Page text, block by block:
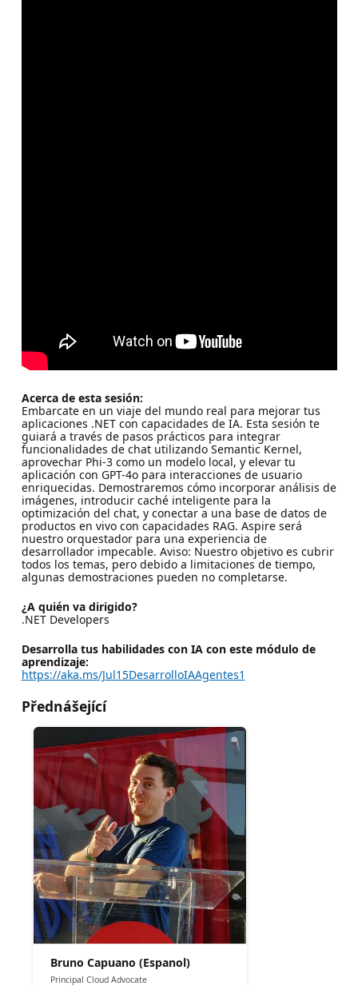
Acerca de esta sesión:
Embarcate en un viaje del mundo real para mejorar tus
aplicaciones .NET con capacidades de IA. Esta sesión te
guiará a través de pasos prácticos para integrar
funcionalidades de chat utilizando Semantic Kernel,
aprovechar Phi-3 como un modelo local, y elevar tu
aplicación con GPT-4o para interacciones de usuario
enriquecidas. Demostraremos cómo incorporar análisis de
imágenes, introducir caché inteligente para la
optimización del chat, y conectar a una base de datos de
productos en vivo con capacidades RAG. Aspire será
nuestro orquestador para una experiencia de
desarrollador impecable. Aviso: Nuestro objetivo es cubrir
todos los temas, pero debido a limitaciones de tiempo,
algunas demostraciones pueden no completarse.
¿A quién va dirigido?
.NET Developers
Desarrolla tus habilidades con IA con este módulo de
aprendizaje:
https://aka.ms/Jul15DesarrolloIAAgentes1
Přednášející
Bruno Capuano (Espanol)
Principal Cloud Advocate